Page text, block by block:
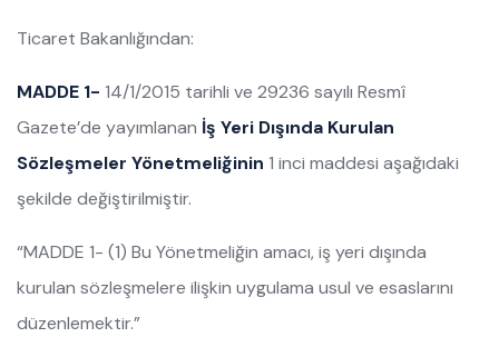
Ticaret Bakanlığından:
MADDE 1- 14/1/2015 tarihli ve 29236 sayılı Resmî
Gazete’de yayımlanan İş Yeri Dışında Kurulan
Sözleşmeler Yönetmeliğinin 1 inci maddesi aşağıdaki
şekilde değiştirilmiştir.
“MADDE 1- (1) Bu Yönetmeliğin amacı, iş yeri dışında
kurulan sözleşmelere ilişkin uygulama usul ve esaslarını
düzenlemektir.”